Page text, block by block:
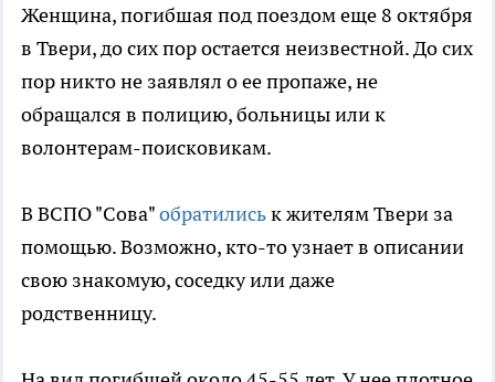
Женщина, погибшая под поездом еще 8 октября
в Твери, до сих пор остается неизвестной. До сих
пор никто не заявлял о ее пропаже, не
обращался в полицию, больницы или к
волонтерам-поисковикам.
В ВСПО "Сова"обратилиськ жителям Твери за
помощью. Возможно, кто-то узнает в описании
свою знакомую, соседку или даже
родственницу.